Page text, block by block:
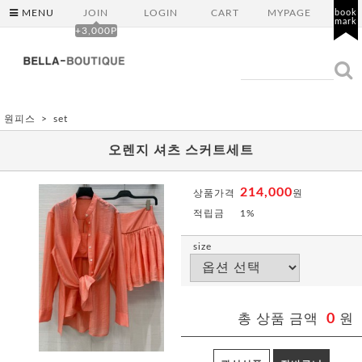
MENU
JOIN
+3,000P
LOGIN CART MYPAGE
book
mark
원피스 set
오렌지 셔츠 스커트세트
상품가격 214,000원
적립금 1%
size
총 상품 금액 0 원